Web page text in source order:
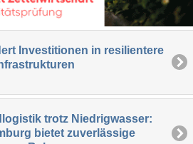
Investitionen in resilientere
trotz Niedrigwasser:
bietet zuverlässige